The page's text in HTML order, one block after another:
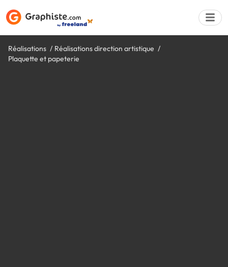
Réalisations
Réalisations direction artistique
Plaquette et papeterie